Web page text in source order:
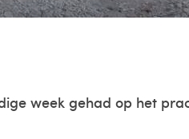
week gehad op het